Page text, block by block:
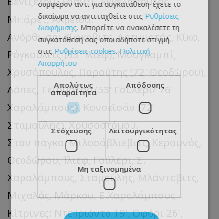
Μπάρετ, Αλμέιδα.
Ανόρθωση: Ζίφκοβιτς, Αρτυματάς, Κίκο,
Ρόγκουλιτς (53' Ίλιεφ), Μουγκαμπί,
Χρυσόπουλος, Παρούτης (72' Θεοδώρου),
Λόπες, Γκιούρτσο (53' Γούλερι/ 76'
Χαραλάμπους), Κονσεϊσάο (72'
Σταμούλης), Χρυσοστόμου.
Στον πάγκο: Μιλοσάβλιεβιτς, Κεραυνός,
Θεοδώρου, Ίλιεφ, Γούλερι, Σ.
Χαραλάμπους, Σταμούλης, Μλάντοβιτς,
Μιχαλάς, Μάρκου, Ε.Χαραλάμπους
Κίτρινες: Ντε Ιριόντο 19', Οφόρι 26',
συμφέρον αντί για συγκατάθεση· έχετε το
δικαίωμα να αντιταχθείτε στις Ρυθμίσεις
διαφήμισης. Μπορείτε να ανακαλέσετε τη
συγκατάθεσή σας οποιαδήποτε στιγμή
στιςΡυθμίσεις cookies.Πολιτική
Απορρήτου
Απολύτως
απαραίτητα
Απόδοσης
Στόχευσης Λειτουργικότητας
Μη ταξινομημένα